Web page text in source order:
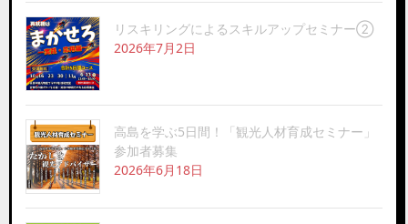
リスキリングによるスキルアップセミナー②
2026年7月2日
高島を学ぶ5日間！「観光人材育成セミナー」
参加者募集
2026年6月18日